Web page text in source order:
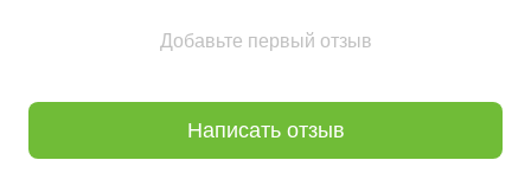
Добавьте первый отзыв
Написать отзыв